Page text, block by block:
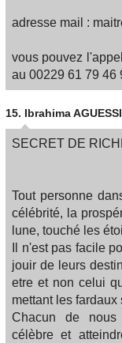
adresse mail :
vous pouvez
au 00229 61 79 46
15. Ibrahima AGUESSI
SECRET DE
Tout personne
célébrité, la
lune, touché les
Il n'est pas facile
jouir de leurs
etre et non celui
mettant les fardaux
Chacun de nous
célèbre et